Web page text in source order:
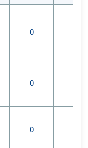
0
0
0